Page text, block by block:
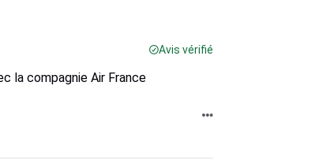
Avis vérifié
la compagnie Air France